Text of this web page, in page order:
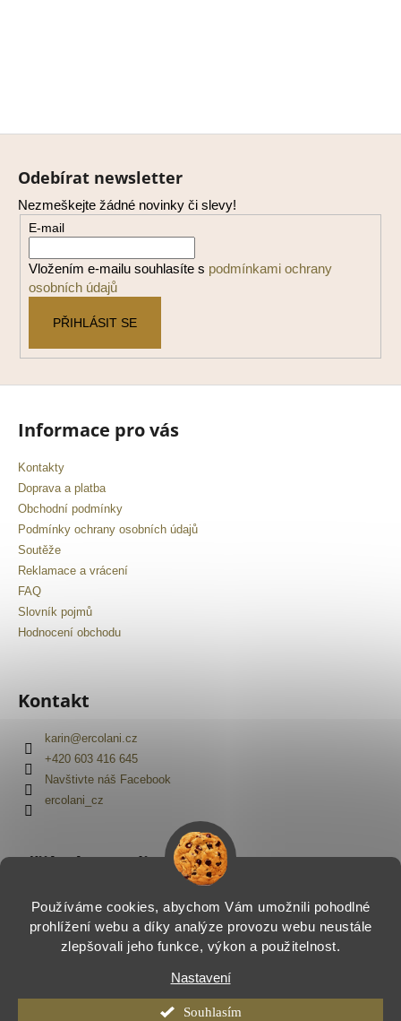
Používáme cookies, abychom Vám umožnili pohodlné
prohlížení webu a díky analýze provozu webu neustále
zlepšovali jeho funkce, výkon a použitelnost.
Nastavení
Souhlasím
Z
Odebírat newsletter
Nezmeškejte žádné novinky či slevy!
E-mail
Vložením e-mailu souhlasíte s podmínkami ochrany
osobních údajů
PŘIHLÁSIT SE
Informace pro vás
Kontakty
Doprava a platba
Obchodní podmínky
Podmínky ochrany osobních údajů
Soutěže
Reklamace a vrácení
FAQ
Slovník pojmů
Hodnocení obchodu
Kontakt
karin@ercolani.cz
+420 603 416 645
Navštivte náš Facebook
ercolani_cz
Přijímáme online platby
Vytvořil Shoptet
Ercolani.cz. Všechna práva vyhrazena.